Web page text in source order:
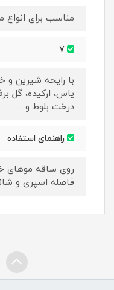
مناسب برای
با رایحه شیرین و
یاس، ارکیده، گل
درخت بلوط و ...
راهنمای استفاده
روی ساقه موهای
فاصله اسپری و